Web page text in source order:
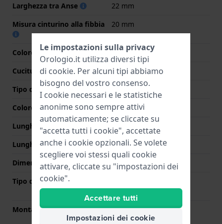
Larghezza tra Anse
22 mm
Misura cinturino alla fibbia
20 mm
Colore cinturino
Marrone
Cuciture a colori
Marrone
Tipo di chiusura
Fibbia
Colore Chiusura
Argento
Lunghezza Parte Superiore
80 mm
Lunghezza Parte Inferiore
120 mm
Dimensione del cinturino
L
Tipo di montatura
rapido
Montatura dritta
Si
Le impostazioni sulla privacy
Orologio.it utilizza diversi tipi
di cookie. Per alcuni tipi abbiamo
bisogno del vostro consenso.
I cookie necessari e le statistiche
anonime sono sempre attivi
automaticamente; se cliccate su
"accetta tutti i cookie", accettate
anche i cookie opzionali. Se volete
scegliere voi stessi quali cookie
attivare, cliccate su "impostazioni dei
cookie".
Accettare tutti
Impostazioni dei cookie